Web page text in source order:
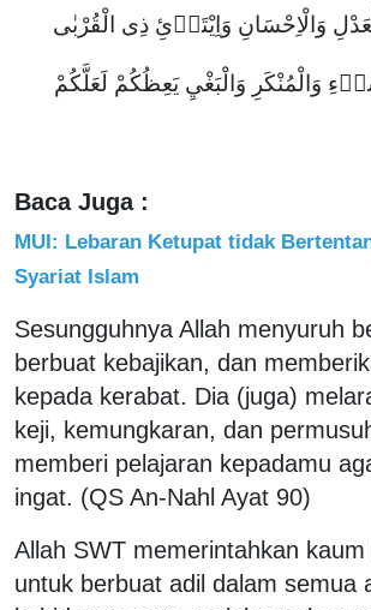
وَالْاِحْسَانِ وَاِيْتَاۤئِ ذِى الْقُرْبٰى
وَالْمُنْكَرِ وَالْبَغْيِ يَعِظُكُمْ لَعَلَّكُمْ
Baca Juga :
MUI: Lebaran Ketupat tidak
Syariat Islam
Sesungguhnya Allah menyuruh
berbuat kebajikan, dan
kepada kerabat. Dia (juga)
keji, kemungkaran, dan
memberi pelajaran kepadamu
ingat. (QS An-Nahl Ayat 90)
Allah SWT memerintahkan kaum
untuk berbuat adil dalam semua